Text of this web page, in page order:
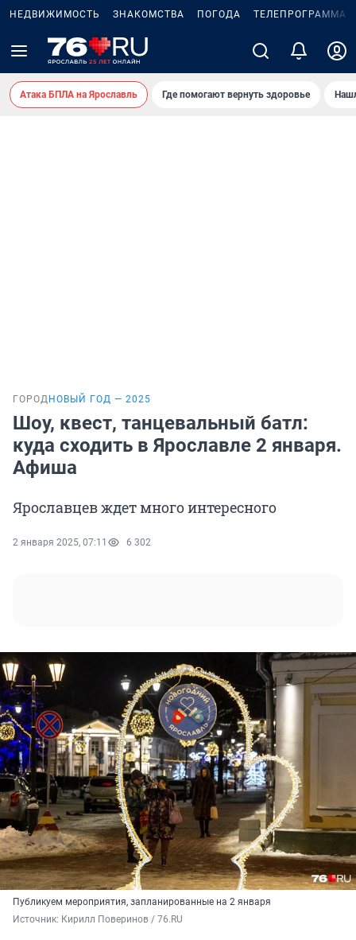
НЕДВИЖИМОСТЬ ЗНАКОМСТВА ПОГОДА ТЕЛЕПРОГРАММА
Атака БПЛА на Ярославль Где помогают вернуть здоровье
ГОРОД НОВЫЙ ГОД — 2025
Шоу, квест, танцевальный батл:
куда сходить в Ярославле 2 января.
Афиша
Ярославцев ждет много интересного
2 января 2025, 07:11 6 302
Публикуем мероприятия, запланированные на 2 января
Источник: Кирилл Поверинов / 76.RU